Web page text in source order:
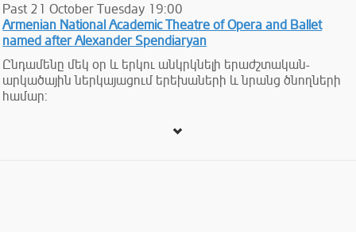
Past 21 October Tuesday 19:00
Armenian National Academic Theatre of Opera and Ballet
named after Alexander Spendiaryan
Ընդամենը մեկ օր և երկու անկրկնելի երաժշտական-
արկածային ներկայացում երեխաների և նրանց ծնողների
համար: